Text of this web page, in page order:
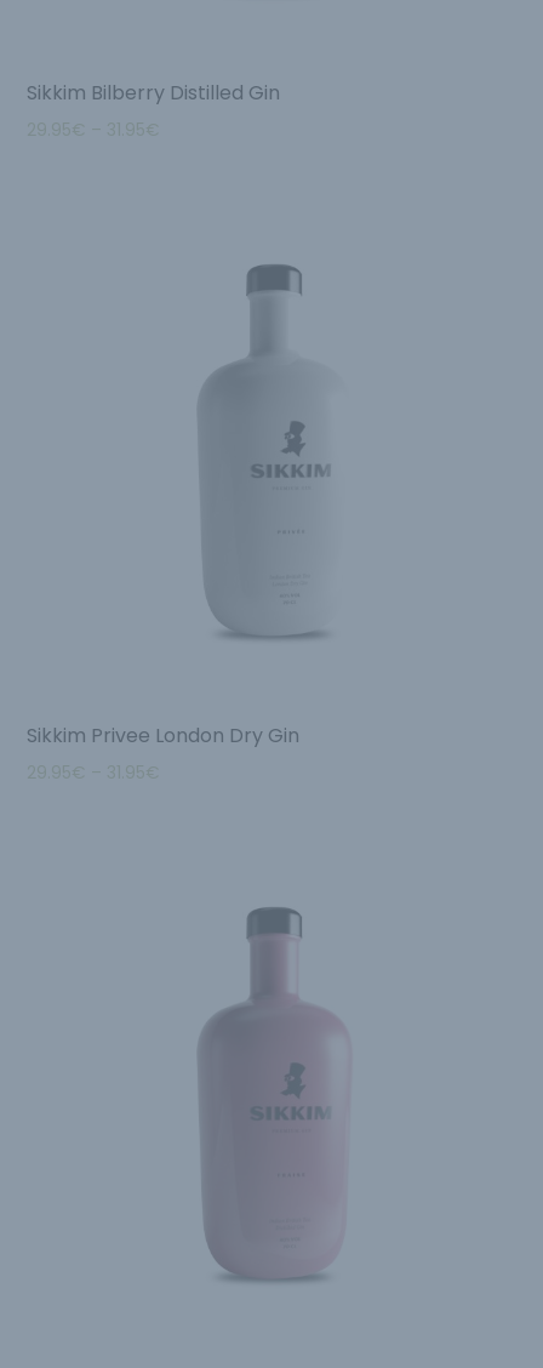
Sikkim Bilberry Distilled Gin
29.95€ – 31.95€
Sikkim Privee London Dry Gin
29.95€ – 31.95€